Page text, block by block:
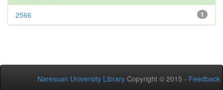
1
2566
Naresuan University Library Copyright © 2015 - Feedback